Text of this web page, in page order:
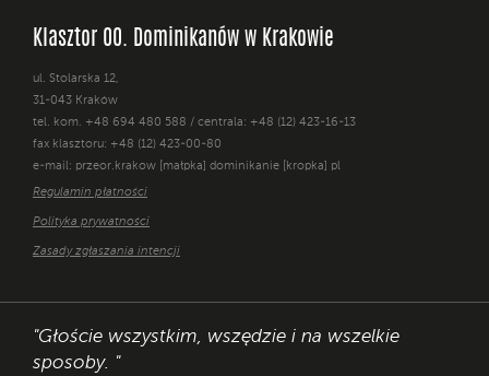
Klasztor OO. Dominikanów w Krakowie
ul. Stolarska 12,
31-043 Kraków
tel. kom. +48 694 480 588 / centrala: +48 (12) 423-16-13
fax klasztoru: +48 (12) 423-00-80
e-mail: przeor.krakow [małpka] dominikanie [kropka] pl
Regulamin płatności
Polityka prywatności
Zasady zgłaszania intencji
"Głoście wszystkim, wszędzie i na wszelkie
sposoby. "